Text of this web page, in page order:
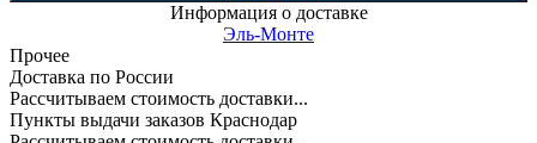
Информация о доставке
Эль-Монте
Прочее
Доставка по России
Рассчитываем стоимость доставки...
Пункты выдачи заказов Краснодар